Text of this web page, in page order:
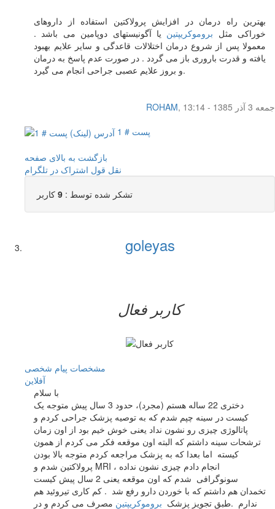
بهترین راه درمان در افزایش پرولاکتین استفاده از داروهای
خوراکی مثل بروموکریپتین یا آگونیستهای دوپامین می باشد .
معمولا پس از شروع درمان اختلالات قاعدگی و سایر علایم بهبود
یافته و قدرت باروری باز می گردد . در صورت عدم پاسخ به درمان
و بروز علایم عصبی جراحی انجام می گیرد.
ROHAM,
جمعه 3 آذر 1385 - 13:14
پست # 1
بازگشت به بالای صفحه
نقل قول اشتراک در تلگرام
تشکر شده توسط : 9 کاربر
goleyas
کاربر فعال
مشخصات پیام شخصی
آفلاين
با سلام
دختری 22 ساله هستم (مجرد)، حدود 3 سال پیش متوجه یک
کیست در سینه چپم شدم که به توصیه پزشک جراحی کردم و
پاتالوژی چیزی رو نشون نداد یعنی خوش خیم بود از اون زمان
ترشحات سینه داشتم که البته اون موقعه فکر می کردم از همون
کیسته اما بعدا که به پزشک مراجعه کردم متوجه بالا بودن
پرولاکتین شدم و MRI انجام دادم چیزی نشون نداده ،
سونوگرافی شدم که اون موقعه یعنی 2 سال پیش کیست
تخمدان هم داشتم که با خوردن دارو رفع شد . کم کاری تیروئید هم
ندارم .طبق تجویز پزشک بروموکریپتین مصرف می کردم و در